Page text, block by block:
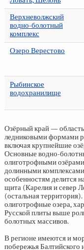
Верхневолжский
водно-болотный
комплекс
Озеро Верестово
Рыбинское
водохранилище
Озёрный край —
ледниковыми формами
включая крупнейшие
Основные водно-
олиготрофными
долинными
особенностям делится
щита (Карелия и север
(остальная
олиготрофные озера,
Русской плиты выше
болотных массивов.
В регионе имеются и
побережья Балтийского